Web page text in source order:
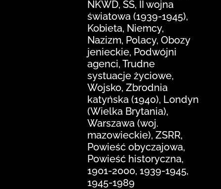
NKWD, SS, II wojna
światowa (1939-1945),
Kobieta, Niemcy,
Nazizm, Polacy, Obozy
jenieckie, Podwójni
agenci, Trudne
systuacje życiowe,
Wojsko, Zbrodnia
katyńska (1940), Londyn
(Wielka Brytania),
Warszawa (woj.
mazowieckie), ZSRR,
Powieść obyczajowa,
Powieść historyczna,
1901-2000, 1939-1945,
1945-1989